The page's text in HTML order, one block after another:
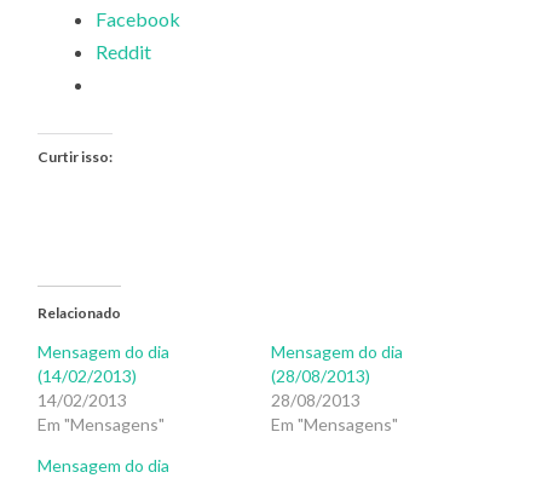
Facebook
Reddit
Curtir isso:
Relacionado
Mensagem do dia
(14/02/2013)
14/02/2013
Em "Mensagens"
Mensagem do dia
(28/08/2013)
28/08/2013
Em "Mensagens"
Mensagem do dia